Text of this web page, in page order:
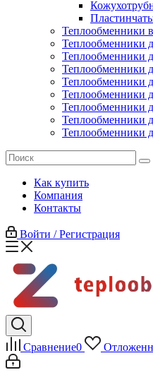
Теплообменники
Теплообменники
Теплообменники
Теплообменники
Теплообменники
Теплообменники
Теплообменники
Теплообменники
Теплообменники
Как купить
Компания
Контакты
Войти / Регистрация
Сравнение0